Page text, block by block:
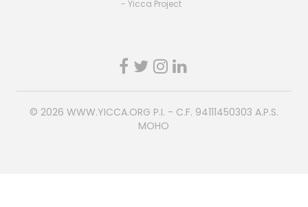
- Yicca Project
© 2026 WWW.YICCA.ORG P.I. - C.F. 94111450303 A.P.S.
MOHO